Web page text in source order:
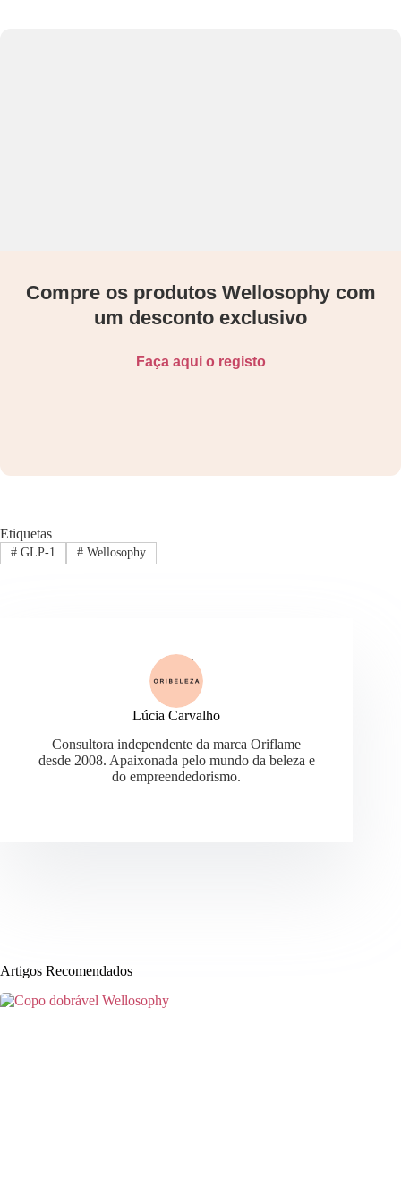
Compre os produtos Wellosophy com
um desconto exclusivo
Faça aqui o registo
Etiquetas
#GLP-1 #Wellosophy
Lúcia Carvalho
Consultora independente da marca Oriflame
desde 2008. Apaixonada pelo mundo da beleza e
do empreendedorismo.
Artigos Recomendados